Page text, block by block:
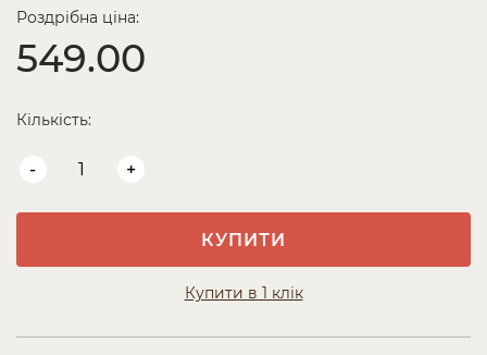
Роздрібна ціна:
549.00
Кількість:
- +
КУПИТИ
Купити в 1 клік